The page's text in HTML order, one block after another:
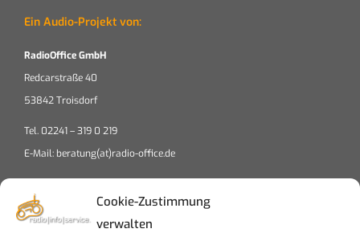
Cookie-Zustimmung
verwalten
Ein Audio-Projekt von:
RadioOffice GmbH
Redcarstraße 40
53842 Troisdorf
Tel. 02241 – 319 0 219
E-Mail: beratung(at)radio-office.de